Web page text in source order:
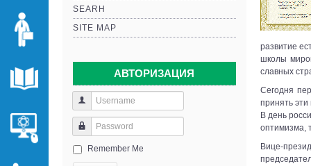
SEARH
SITE MAP
АВТОРИЗАЦИЯ
Remember Me
развитие
школы
славных
Сегодня
принять
В день
оптимизма,
Вице-